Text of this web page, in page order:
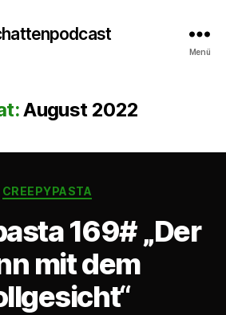
Menü
August 2022
Kategorien
CREEPYPASTA
169# „Der
mit dem